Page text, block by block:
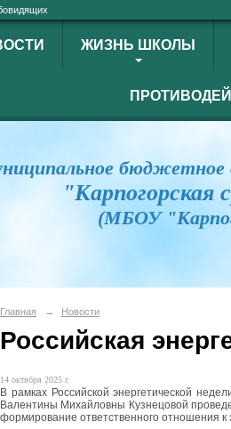
ЖИЗНЬ ШКОЛЫ
бюджетное
"Карпогорская
(МБОУ
Главная → Новости
Российская
14 октября 2025 г.
В рамках Российской энергетической
Валентины Михайловны Кузнецовой
формирование ответственного отношения к